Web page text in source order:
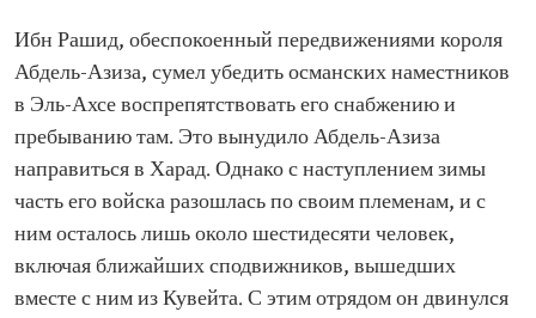
Ибн Рашид, обеспокоенный передвижениями короля
Абдель-Азиза, сумел убедить османских наместников
в Эль-Ахсе воспрепятствовать его снабжению и
пребыванию там. Это вынудило Абдель-Азиза
направиться в Харад. Однако с наступлением зимы
часть его войска разошлась по своим племенам, и с
ним осталось лишь около шестидесяти человек,
включая ближайших сподвижников, вышедших
вместе с ним из Кувейта. С этим отрядом он двинулся